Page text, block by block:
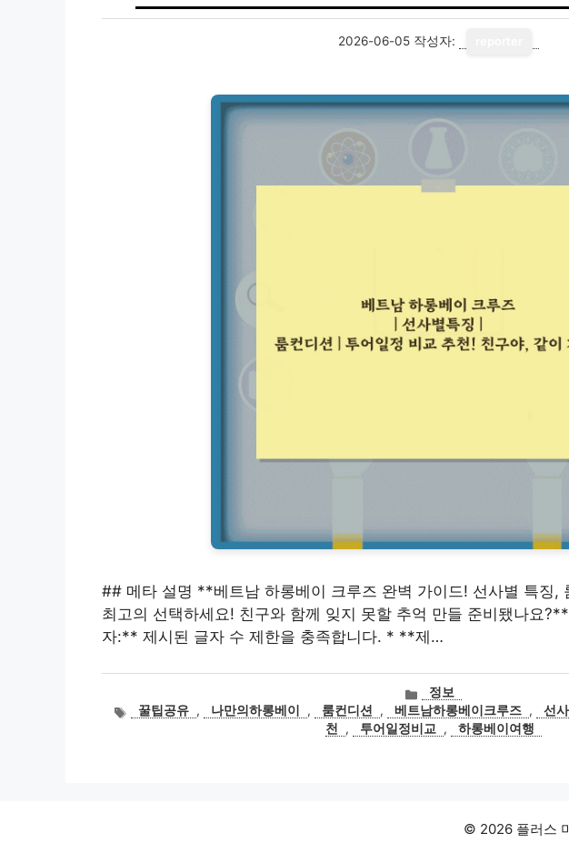
2026-06-05 작성자:
## 메타 설명 **베트남 하롱베이 크루즈 완벽 가이드! 선사별 특징,
최고의 선택하세요! 친구와 함께 잊지 못할 추억 만들 준비됐나
자:** 제시된 글자 수 제한을 충족합니다. * **제…
카
테
고
정보
태꿀팁공유 , 나만의하롱베이 , 룸컨디션 , 베트남하롱베이크루즈 , 선
천
, 투어일정비교 , 하롱베이여행
© 2026 플러스